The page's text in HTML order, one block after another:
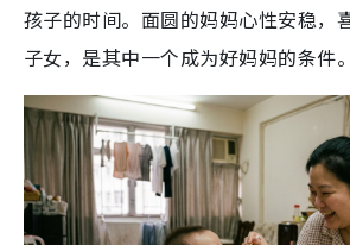
孩子的时间。面圆的妈妈心性安稳，
子女，是其中一个成为好妈妈的条件。